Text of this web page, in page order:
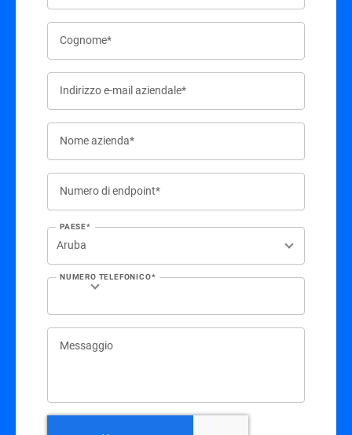
Cognome*
Indirizzo e-mail aziendale*
Nome azienda*
Numero di endpoint*
PAESE*
NUMERO TELEFONICO*
Messaggio